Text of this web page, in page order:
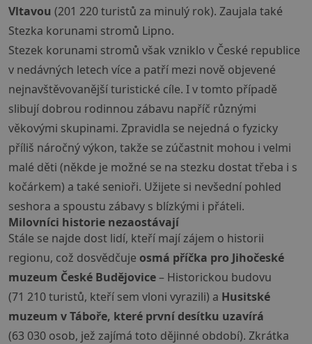
Vltavou (201 220 turistů za minulý rok). Zaujala také
Stezka korunami stromů Lipno.
Stezek korunami stromů však vzniklo v České republice
v nedávných letech více a patří mezi nově objevené
nejnavštěvovanější turistické cíle. I v tomto případě
slibují dobrou rodinnou zábavu napříč různými
věkovými skupinami. Zpravidla se nejedná o fyzicky
příliš náročný výkon, takže se zúčastnit mohou i velmi
malé děti (někde je možné se na stezku dostat třeba i s
kočárkem) a také senioři. Užijete si nevšední pohled
seshora a spoustu zábavy s blízkými i přáteli.
Milovníci historie nezaostávají
Stále se najde dost lidí, kteří mají zájem o historii
regionu, což dosvědčuje osmá příčka pro Jihočeské
muzeum České Budějovice– Historickou budovu
(71 210 turistů, kteří sem vloni vyrazili) a Husitské
muzeum v Táboře, které první desítku uzavírá
(63 030 osob, jež zajímá toto dějinné období). Zkrátka